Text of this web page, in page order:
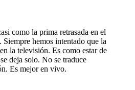
como la prima retrasada en el
hemos intentado que la
la televisión. Es como estar de
deja solo. No se traduce
Es mejor en vivo.